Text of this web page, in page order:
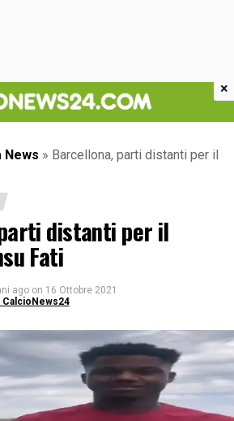
News » Barcellona, parti distanti per il
distanti per il
Fati
ago on 16 Ottobre 2021
CalcioNews24
×